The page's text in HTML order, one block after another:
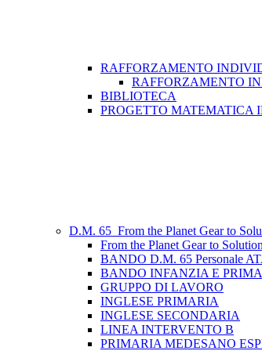
RAFFORZAMENTO
RAFFORZAMENTO
BIBLIOTECA
PROGETTO MATEMATICA
D.M. 65_From the Planet Gear to
From the Planet Gear to
BANDO D.M. 65 Personale
BANDO INFANZIA E
GRUPPO DI LAVORO
INGLESE PRIMARIA
INGLESE SECONDARIA
LINEA INTERVENTO B
PRIMARIA MEDESANO